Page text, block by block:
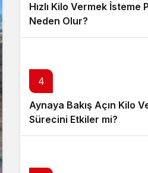
Hızlı Kilo Vermek İsteme
Neden Olur?
4
Aynaya Bakış Açın Kilo
Sürecini Etkiler mi?